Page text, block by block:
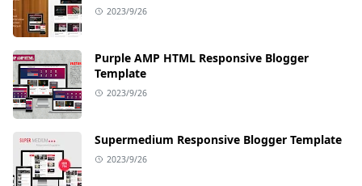
2023/9/26
Purple AMP HTML Responsive Blogger
Template
2023/9/26
Supermedium Responsive Blogger Template
2023/9/26